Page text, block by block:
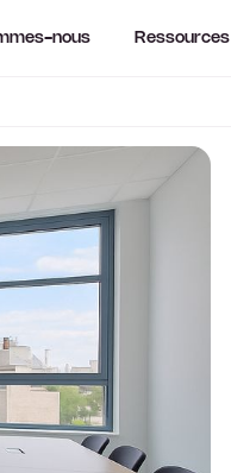
nous Ressources